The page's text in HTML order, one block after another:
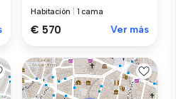
Habitación 1 cama
€ 570 Ver más